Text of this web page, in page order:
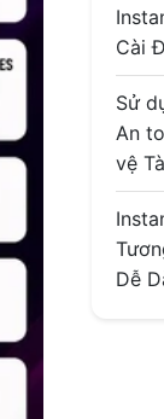
Cài
Sử
An
vệ
Dễ